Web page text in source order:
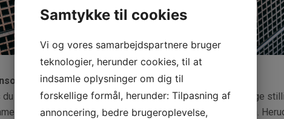
indhold
du står og mangler en varebil, er der mange ting man skal tage
skal køretøjet kunne håndtere de opgaver du stiller den.
Samtykke til cookies
Vi og vores samarbejdspartnere bruger
teknologier, herunder cookies, til at
indsamle oplysninger om dig til
forskellige formål, herunder: Tilpasning af
annoncering, bedre brugeroplevelse,